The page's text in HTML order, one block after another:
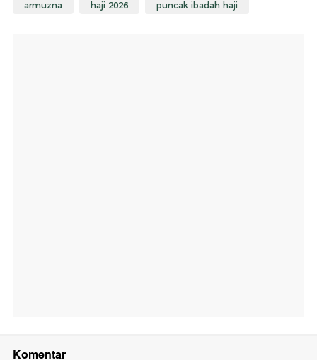
armuzna haji 2026 puncak ibadah haji
Komentar